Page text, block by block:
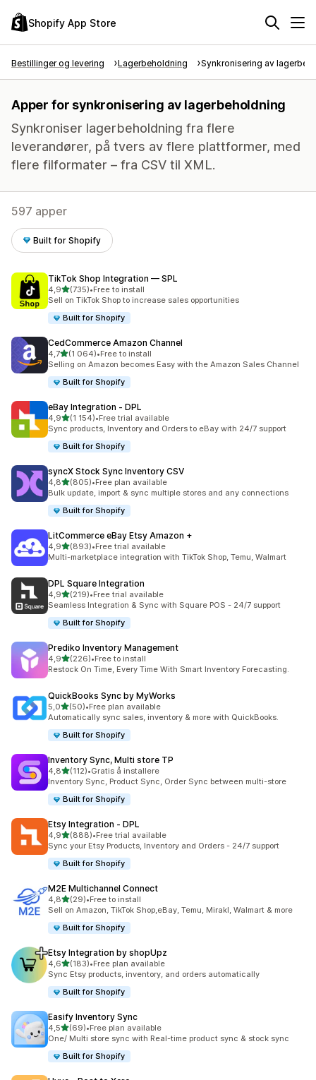
Shopify App Store
Bestillinger og levering Lagerbeholdning Synkronisering av
Apper for synkronisering av lagerbeholdning
Synkroniser lagerbeholdning fra flere
leverandører, på tvers av flere plattformer, med
flere filformater – fra CSV til XML.
597 apper
Built for Shopify
TikTok Shop Integration — SPL
4,9av 5 stjerner
(735)
Totalt 735 omtaler
•Free to install
Sell on TikTok Shop to increase sales opportunities
Built for Shopify
CedCommerce Amazon Channel
4,7av 5 stjerner
(1 064)
Totalt 1064 omtaler
•Free to install
Selling on Amazon becomes Easy with the Amazon Sales Channel
Built for Shopify
eBay Integration ‑ DPL
4,9av 5 stjerner
(1 154)
Totalt 1154 omtaler
•Free trial available
Sync products, Inventory and Orders to eBay with 24/7 support
Built for Shopify
syncX Stock Sync Inventory CSV
4,8av 5 stjerner
(805)
Totalt 805 omtaler
•Free plan available
Bulk update, import & sync multiple stores and any connections
Built for Shopify
LitCommerce eBay Etsy Amazon +
4,9av 5 stjerner
(893)
Totalt 893 omtaler
•Free trial available
Multi-marketplace integration with TikTok Shop, Temu, Walmart
DPL Square Integration
4,9av 5 stjerner
(219)
Totalt 219 omtaler
•Free trial available
Seamless Integration & Sync with Square POS - 24/7 support
Built for Shopify
Prediko Inventory Management
4,9av 5 stjerner
(226)
Totalt 226 omtaler
•Free to install
Restock On Time, Every Time With Smart Inventory Forecasting.
QuickBooks Sync by MyWorks
5,0av 5 stjerner
(50)
Totalt 50 omtaler
•Free plan available
Automatically sync sales, inventory & more with QuickBooks.
Built for Shopify
Inventory Sync, Multi store TP
4,8av 5 stjerner
(112)
Totalt 112 omtaler
•Gratis å installere
Inventory Sync, Product Sync, Order Sync between multi-store
Built for Shopify
Etsy Integration ‑ DPL
4,9av 5 stjerner
(888)
Totalt 888 omtaler
•Free trial available
Sync your Etsy Products, Inventory and Orders - 24/7 support
Built for Shopify
M2E Multichannel Connect
4,8av 5 stjerner
(29)
Totalt 29 omtaler
•Free to install
Sell on Amazon, TikTok Shop,eBay, Temu, Mirakl, Walmart & more
Built for Shopify
Etsy Integration by shopUpz
4,6av 5 stjerner
(183)
Totalt 183 omtaler
•Free plan available
Sync Etsy products, inventory, and orders automatically
Built for Shopify
Easify Inventory Sync
4,5av 5 stjerner
(69)
Totalt 69 omtaler
•Free plan available
One/ Multi store sync with Real-time product sync & stock sync
Built for Shopify